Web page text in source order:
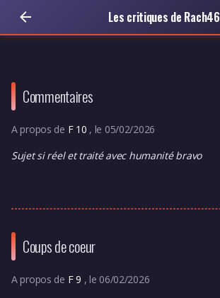
Les critiques de Rach46
Commentaires
A propos de F 10 , le 05/02/2026
Sujet si réel et traité avec humanité bravo
Coups de coeur
A propos de F 9 , le 06/02/2026